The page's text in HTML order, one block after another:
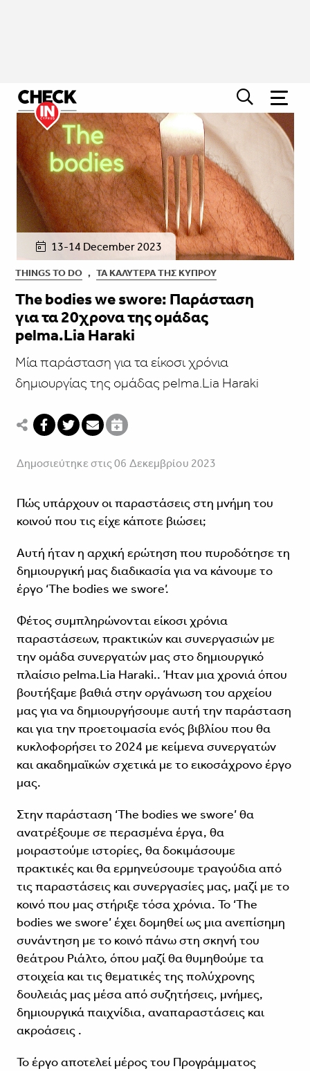
13-14 December 2023
THINGS TO DO , ΤΑ ΚΑΛΎΤΕΡΑ ΤΗΣ ΚΎΠΡΟΥ
The bodies we swore: Παράσταση
για τα 20χρονα της ομάδας
pelma.Lia Haraki
Mία παράσταση για τα είκοσι χρόνια
δημιουργίας της ομάδας pelma.Lia Haraki
Δημοσιεύτηκε στις 06 Δεκεμβρίου 2023
Πώς υπάρχουν οι παραστάσεις στη μνήμη του
κοινού που τις είχε κάποτε βιώσει;
Αυτή ήταν η αρχική ερώτηση που πυροδότησε τη
δημιουργική μας διαδικασία για να κάνουμε το
έργο ‘The bodies we swore’.
Φέτος συμπληρώνονται είκοσι χρόνια
παραστάσεων, πρακτικών και συνεργασιών με
την ομάδα συνεργατών μας στο δημιουργικό
πλαίσιο pelma.Lia Ηaraki.. Ήταν μια χρονιά όπου
βουτήξαμε βαθιά στην οργάνωση του αρχείου
μας για να δημιουργήσουμε αυτή την παράσταση
και για την προετοιμασία ενός βιβλίου που θα
κυκλοφορήσει το 2024 με κείμενα συνεργατών
και ακαδημαϊκών σχετικά με το εικοσάχρονο έργο
μας.
Στην παράσταση ‘The bodies we swore’ θα
ανατρέξουμε σε περασμένα έργα, θα
μοιραστούμε ιστορίες, θα δοκιμάσουμε
πρακτικές και θα ερμηνεύσουμε τραγούδια από
τις παραστάσεις και συνεργασίες μας, μαζί με το
κοινό που μας στήριξε τόσα χρόνια. To ‘The
bodies we swore’ έχει δομηθεί ως μια ανεπίσημη
συνάντηση με το κοινό πάνω στη σκηνή του
θεάτρου Ριάλτο, όπου μαζί θα θυμηθούμε τα
στοιχεία και τις θεματικές της πολύχρονης
δουλειάς μας μέσα από συζητήσεις, μνήμες,
δημιουργικά παιχνίδια, αναπαραστάσεις και
ακροάσεις .
Το έργο αποτελεί μέρος του Προγράμματος